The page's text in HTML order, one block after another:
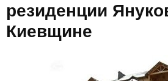
резиденции
Киевщине